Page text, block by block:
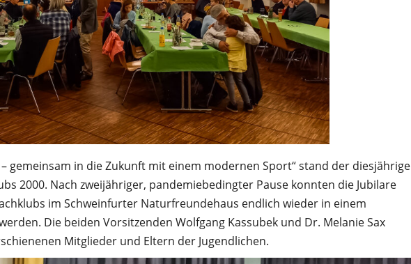
gemeinsam in die Zukunft mit einem modernen Sport“ stand der diesjährige
2000. Nach zweijähriger, pandemiebedingter Pause konnten die Jubilare
im Schweinfurter Naturfreundehaus endlich wieder in einem
Die beiden Vorsitzenden Wolfgang Kassubek und Dr. Melanie Sax
Mitglieder und Eltern der Jugendlichen.